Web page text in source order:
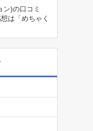
ン)の口コミ
は「めちゃく